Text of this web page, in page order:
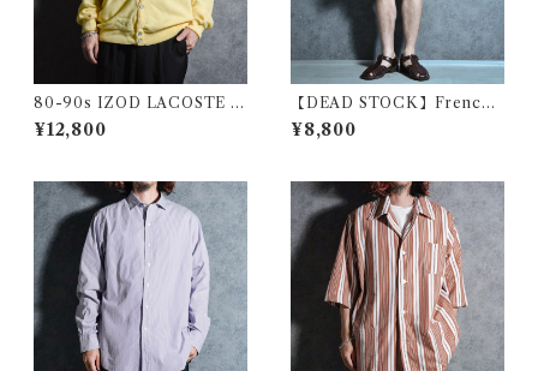
80-90s IZOD LACOSTE V
Cardigan Vintage Knit アイ
ゾッド ラコステ カーディガン
¥12,800
【DEAD STOCK】French
Army Short Pants フランス
軍 ショートパンツ
¥8,800